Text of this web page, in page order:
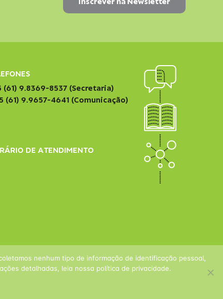
(61) 9.8369-8537 (Secretaria)
(61) 9.9657-4641 (Comunicação)
DE ATENDIMENTO
nenhum tipo de informação de identificação pessoal,
detalhadas, leia nossa política de privacidade.